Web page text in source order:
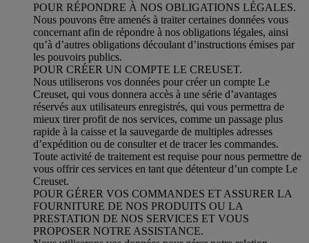
POUR RÉPONDRE À NOS OBLIGATIONS LÉGALES.
Nous pouvons être amenés à traiter certaines données vous
concernant afin de répondre à nos obligations légales, ainsi
qu’à d’autres obligations découlant d’instructions émises par
les pouvoirs publics.
POUR CRÉER UN COMPTE LE CREUSET.
Nous utiliserons vos données pour créer un compte Le
Creuset, qui vous donnera accès à une série d’avantages
réservés aux utilisateurs enregistrés, qui vous permettra de
mieux tirer profit de nos services, comme un passage plus
rapide à la caisse et la sauvegarde de multiples adresses
d’expédition ou de consulter et de tracer les commandes.
Toute activité de traitement est requise pour nous permettre de
vous offrir ces services en tant que détenteur d’un compte Le
Creuset.
POUR GÉRER VOS COMMANDES ET ASSURER LA
FOURNITURE DE NOS PRODUITS OU LA
PRESTATION DE NOS SERVICES ET VOUS
PROPOSER NOTRE ASSISTANCE.